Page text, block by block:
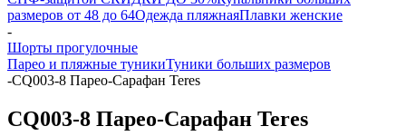
размеров от 48 до 64Одежда пляжнаяПлавки женские
-
Шорты прогулочные
Парео и пляжные туникиТуники больших размеров
-CQ003-8 Парео-Сарафан Teres
CQ003-8 Парео-Сарафан Teres